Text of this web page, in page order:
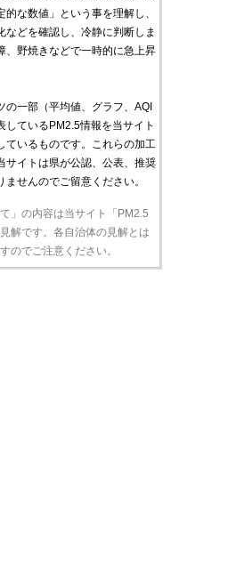
な数値」という事を理解し、
などを確認し、冷静に判断しま
、野焼きなどで一時的に急上昇
の一部（平均値、グラフ、AQI
しているPM2.5情報を当サイト
ているものです。これらの加工
サイトは県が公認、公表、推奨
ませんのでご留意ください。
」の内容は当サイト「PM2.5
解です。各自治体の見解とは
のでご注意ください。